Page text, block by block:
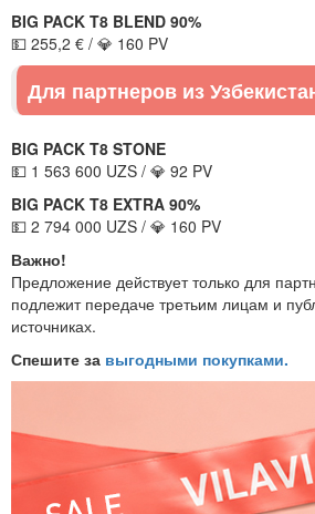
BIG PACK T8 BLEND 90%
💵 255,2 € / 💎 160 PV
Для партнеров из
BIG PACK T8 STONE
💵 1 563 600 UZS / 💎 92 PV
BIG PACK T8 EXTRA 90%
💵 2 794 000 UZS / 💎 160 PV
Важно!
Предложение действует только для
подлежит передаче третьим лицам и
источниках.
Спешите за выгодными покупками.